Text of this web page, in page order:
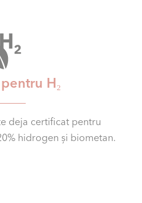
H₂
deja certificat pentru
hidrogen și biometan.